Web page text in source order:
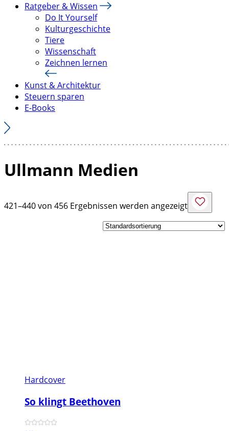
Ratgeber & Wissen
Do It Yourself
Kulturgeschichte
Tiere
Wissenschaft
Zeichnen lernen
Kunst & Architektur
Steuern sparen
E-Books
Ullmann Medien
421–440 von 456 Ergebnissen werden angezeigt
Hardcover
So klingt Beethoven